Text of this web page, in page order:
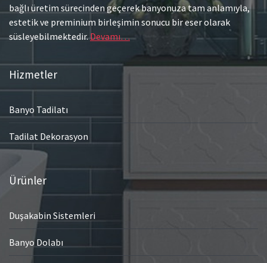
bağlı üretim sürecinden geçerek banyonuza tam anlamıyla,
estetik ve preminium birleşimin sonucu bir eser olarak
süsleyebilmektedir.Devamı…
Hizmetler
Banyo Tadilatı
Tadilat Dekorasyon
Ürünler
Duşakabin Sistemleri
Banyo Dolabı